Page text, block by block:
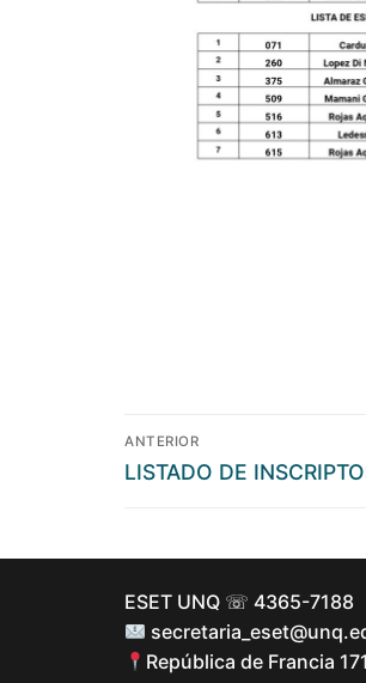
ANTERIOR
LISTADO DE
ESET UNQ ☏ 4365-7188
República de Francia